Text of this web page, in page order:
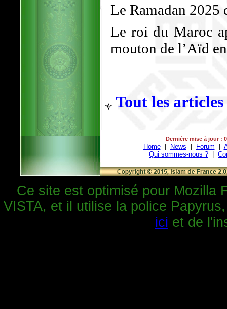
Le Ramadan 2025
Le roi du Maroc
mouton de l’Aïd
Tout les articles
Dernière mise à jour :
Home| News Forum
Qui sommes-nous ?
Ce site est optimisé pour Mozilla
VISTA, et il utilise la police
ici et de